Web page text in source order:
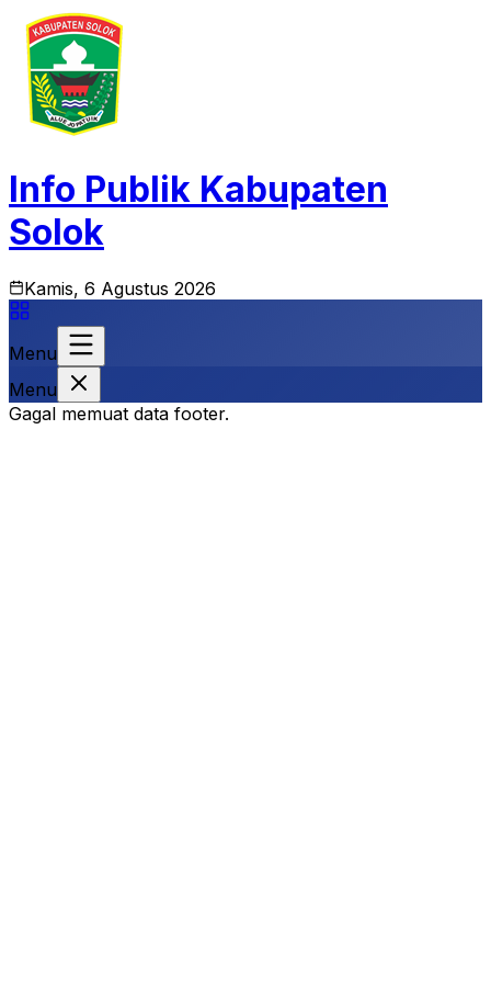
Info Publik Kabupaten
Solok
Kamis, 6 Agustus 2026
Menu
Menu
Gagal memuat data footer.